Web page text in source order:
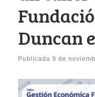
Duncan
Publicada9 de